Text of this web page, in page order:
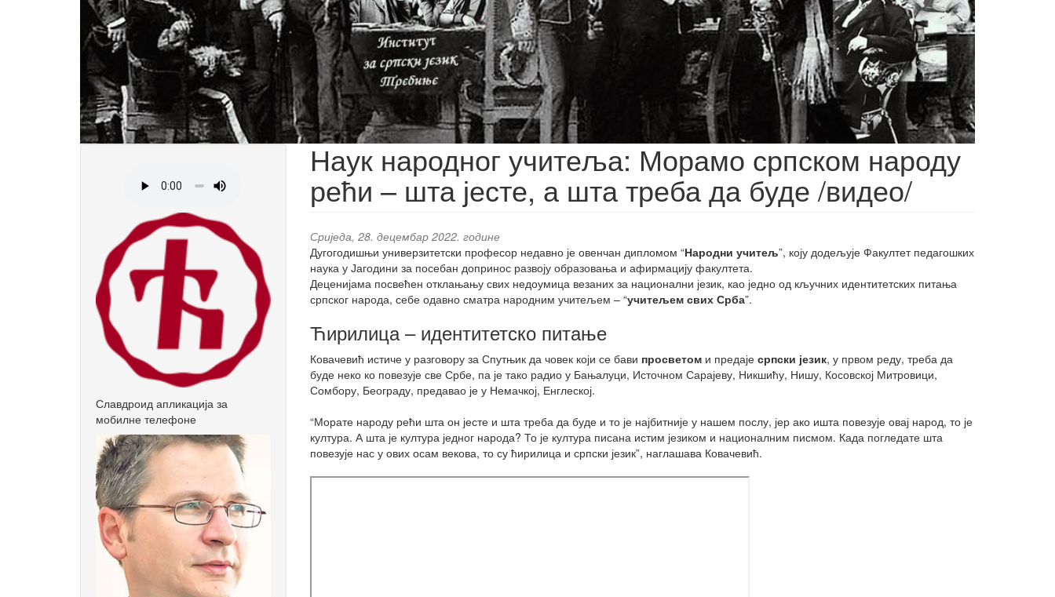
Славдроид апликација за
мобилне телефоне
Наук народног учитеља: Морамо српском народу
рећи – шта јесте, а шта треба да буде /видео/
Сриједа, 28. децембар 2022. године
Дугогодишњи универзитетски професор недавно је овенчан дипломом “Народни учитељ”, коју додељује Факултет педагошких
наука у Јагодини за посебан допринос развоју образовања и афирмацију факултета.
Деценијама посвећен отклањању свих недоумица везаних за национални језик, као једно од кључних идентитетских питања
српског народа, себе одавно сматра народним учитељем – “учитељем свих Срба”.
Ћирилица – идентитетско питање
Ковачевић истиче у разговору за Спутњик да човек који се бави просветоми предаје српски језик, у првом реду, треба да
буде неко ко повезује све Србе, па је тако радио у Бањалуци, Источном Сарајеву, Никшићу, Нишу, Косовској Митровици,
Сомбору, Београду, предавао је у Немачкој, Енглеској.
“Морате народу рећи шта он јесте и шта треба да буде и то је најбитније у нашем послу, јер ако ишта повезује овај народ, то је
култура. А шта је култура једног народа? То је култура писана истим језиком и националним писмом. Када погледате шта
повезује нас у ових осам векова, то су ћирилица и српски језик”, наглашава Ковачевић.